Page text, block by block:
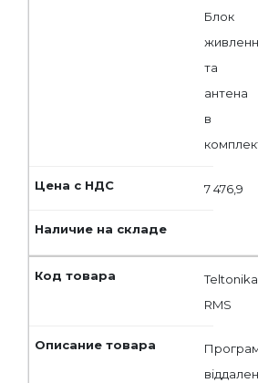
Блок
та
антена
в
7 476,9
Teltonika
RMS